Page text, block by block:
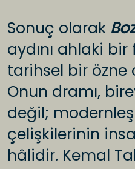
Sonuç olarak
aydını ahlaki
tarihsel bir özne
Onun dramı,
değil;
çelişkilerinin
hâlidir. Kemal